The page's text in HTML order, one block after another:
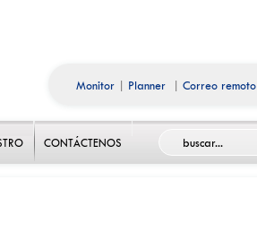
Monitor| Planner| Correo remoto
CONTÁCTENOS